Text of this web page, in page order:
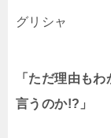
グリシャ
「ただ理由も
言うのか!?」